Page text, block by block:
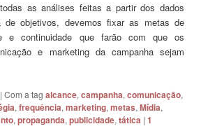
as análises feitas a partir dos dados
de objetivos, devemos fixar as metas de
e continuidade que farão com que os
e marketing da campanha sejam
|Com a tagalcance,campanha,comunicação,
,frequência,marketing,metas,Mídia,
,propaganda,publicidade,tática |1